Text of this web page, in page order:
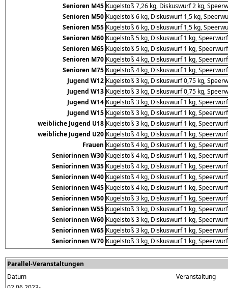
Senioren M45 Kugelstoß 7,26 kg, Diskuswurf 2 kg,
Senioren M50 Kugelstoß 6 kg, Diskuswurf 1,5 kg,
Senioren M55 Kugelstoß 6 kg, Diskuswurf 1,5 kg,
Senioren M60 Kugelstoß 5 kg, Diskuswurf 1 kg,
Senioren M65 Kugelstoß 5 kg, Diskuswurf 1 kg,
Senioren M70 Kugelstoß 4 kg, Diskuswurf 1 kg,
Senioren M75 Kugelstoß 4 kg, Diskuswurf 1 kg,
Jugend W12 Kugelstoß 3 kg, Diskuswurf 0,75 kg,
Jugend W13 Kugelstoß 3 kg, Diskuswurf 0,75 kg,
Jugend W14 Kugelstoß 3 kg, Diskuswurf 1 kg,
Jugend W15 Kugelstoß 3 kg, Diskuswurf 1 kg,
weibliche Jugend U18 Kugelstoß 3 kg, Diskuswurf 1 kg,
weibliche Jugend U20 Kugelstoß 4 kg, Diskuswurf 1 kg,
Frauen Kugelstoß 4 kg, Diskuswurf 1 kg,
Seniorinnen W30 Kugelstoß 4 kg, Diskuswurf 1 kg,
Seniorinnen W35 Kugelstoß 4 kg, Diskuswurf 1 kg,
Seniorinnen W40 Kugelstoß 4 kg, Diskuswurf 1 kg,
Seniorinnen W45 Kugelstoß 4 kg, Diskuswurf 1 kg,
Seniorinnen W50 Kugelstoß 3 kg, Diskuswurf 1 kg,
Seniorinnen W55 Kugelstoß 3 kg, Diskuswurf 1 kg,
Seniorinnen W60 Kugelstoß 3 kg, Diskuswurf 1 kg,
Seniorinnen W65 Kugelstoß 3 kg, Diskuswurf 1 kg,
Seniorinnen W70 Kugelstoß 3 kg, Diskuswurf 1 kg,
Parallel-Veranstaltungen
Datum
Veranstaltung